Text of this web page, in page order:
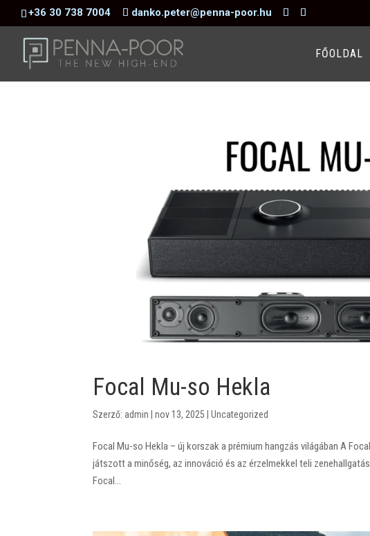
+36 30 738 7004 danko.peter@penna-poor.hu
FŐOLDAL
Focal Mu-so Hekla
Szerző: admin |nov 13, 2025 |Uncategorized
Focal Mu-so Hekla – új korszak a prémium hangzás világában A
játszott a minőség, az innováció és az érzelmekkel teli
Focal...